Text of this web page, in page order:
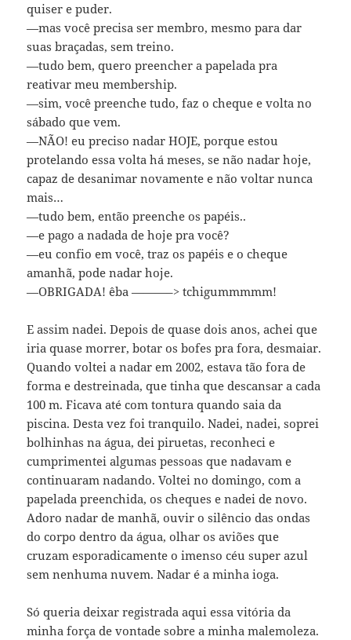
quiser e puder.
—mas você precisa ser membro, mesmo para dar
suas braçadas, sem treino.
—tudo bem, quero preencher a papelada pra
reativar meu membership.
—sim, você preenche tudo, faz o cheque e volta no
sábado que vem.
—NÃO! eu preciso nadar HOJE, porque estou
protelando essa volta há meses, se não nadar hoje,
capaz de desanimar novamente e não voltar nunca
mais…
—tudo bem, então preenche os papéis..
—e pago a nadada de hoje pra você?
—eu confio em você, traz os papéis e o cheque
amanhã, pode nadar hoje.
—OBRIGADA! êba ———–> tchigummmmm!
E assim nadei. Depois de quase dois anos, achei que
iria quase morrer, botar os bofes pra fora, desmaiar.
Quando voltei a nadar em 2002, estava tão fora de
forma e destreinada, que tinha que descansar a cada
100 m. Ficava até com tontura quando saia da
piscina. Desta vez foi tranquilo. Nadei, nadei, soprei
bolhinhas na água, dei piruetas, reconheci e
cumprimentei algumas pessoas que nadavam e
continuaram nadando. Voltei no domingo, com a
papelada preenchida, os cheques e nadei de novo.
Adoro nadar de manhã, ouvir o silêncio das ondas
do corpo dentro da água, olhar os aviões que
cruzam esporadicamente o imenso céu super azul
sem nenhuma nuvem. Nadar é a minha ioga.
Só queria deixar registrada aqui essa vitória da
minha força de vontade sobre a minha malemoleza.